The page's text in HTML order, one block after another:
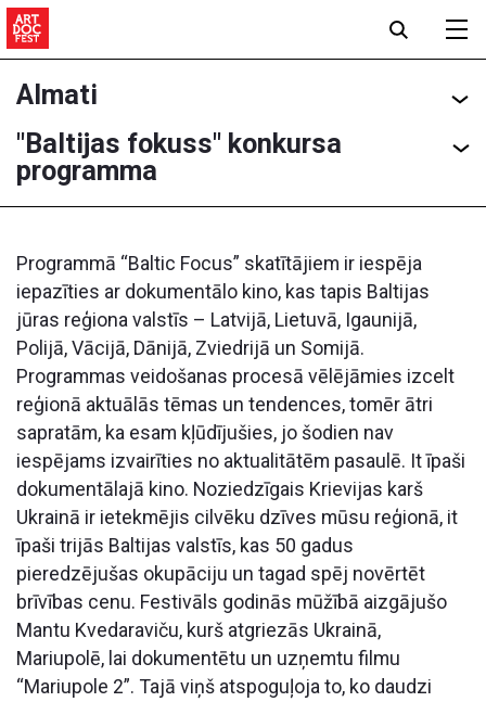
Almati
"Baltijas fokuss" konkursa
programma
Programmā “Baltic Focus” skatītājiem ir iespēja
iepazīties ar dokumentālo kino, kas tapis Baltijas
jūras reģiona valstīs – Latvijā, Lietuvā, Igaunijā,
Polijā, Vācijā, Dānijā, Zviedrijā un Somijā.
Programmas veidošanas procesā vēlējāmies izcelt
reģionā aktuālās tēmas un tendences, tomēr ātri
sapratām, ka esam kļūdījušies, jo šodien nav
iespējams izvairīties no aktualitātēm pasaulē. It īpaši
dokumentālajā kino. Noziedzīgais Krievijas karš
Ukrainā ir ietekmējis cilvēku dzīves mūsu reģionā, it
īpaši trijās Baltijas valstīs, kas 50 gadus
pieredzējušas okupāciju un tagad spēj novērtēt
brīvības cenu. Festivāls godinās mūžībā aizgājušo
Mantu Kvedaraviču, kurš atgriezās Ukrainā,
Mariupolē, lai dokumentētu un uzņemtu filmu
“Mariupole 2”. Tajā viņš atspoguļoja to, ko daudzi